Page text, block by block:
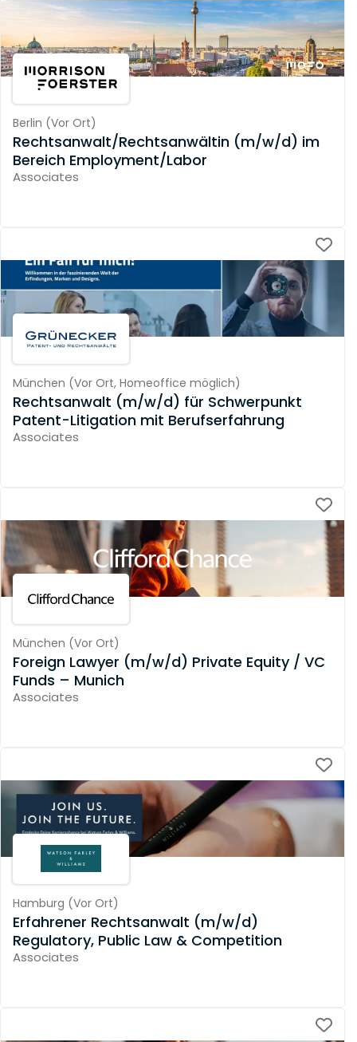
Berlin (Vor Ort)
Rechtsanwalt/Rechtsanwältin (m/w/d) im
Bereich Employment/Labor
Associates
München (Vor Ort, Homeoffice möglich)
Rechtsanwalt (m/w/d) für Schwerpunkt
Patent-Litigation mit Berufserfahrung
Associates
München (Vor Ort)
Foreign Lawyer (m/w/d) Private Equity / VC
Funds – Munich
Associates
Hamburg (Vor Ort)
Erfahrener Rechtsanwalt (m/w/d)
Regulatory, Public Law & Competition
Associates